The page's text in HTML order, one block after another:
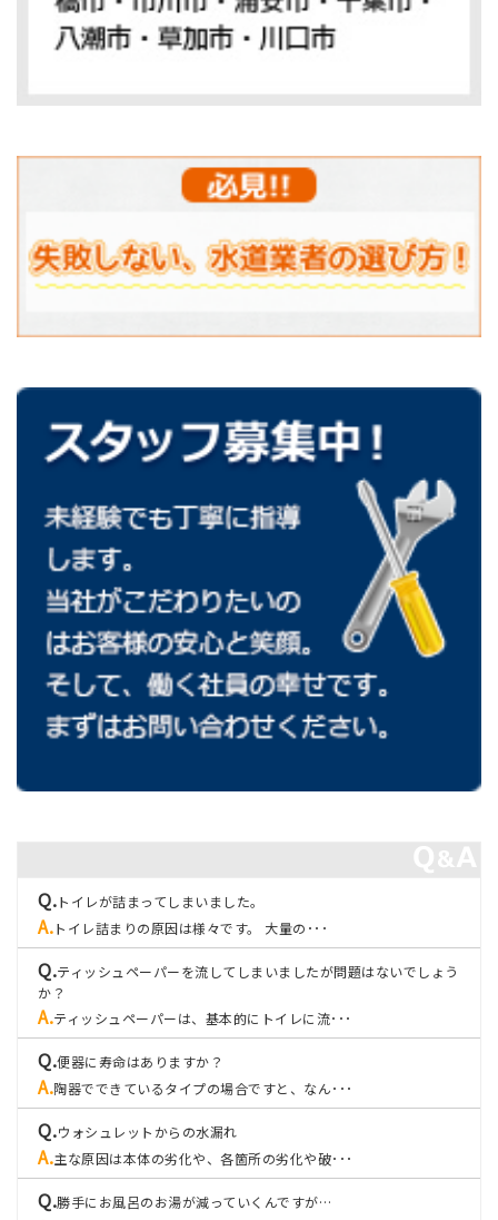
トイレが詰まってしまいました。
トイレ詰まりの原因は様々です。 大量の･･･
ティッシュペーパーを流してしまいましたが問題はないでしょう
か？
ティッシュペーパーは、基本的にトイレに流･･･
便器に寿命はありますか？
陶器でできているタイプの場合ですと、なん･･･
ウォシュレットからの水漏れ
主な原因は本体の劣化や、各箇所の劣化や破･･･
勝手にお風呂のお湯が減っていくんですが…